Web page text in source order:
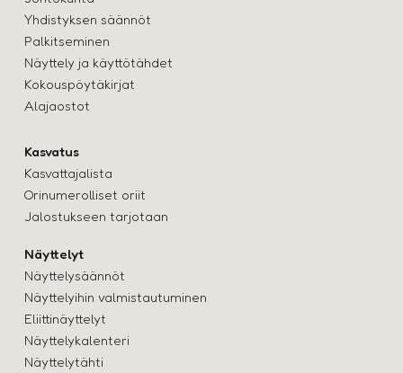
Yhdistyksen säännöt
Palkitseminen
Näyttely ja käyttötähdet
Kokouspöytäkirjat
Alajaostot
Kasvatus
Kasvattajalista
Orinumerolliset oriit
Jalostukseen tarjotaan
Näyttelyt
Näyttelysäännöt
Näyttelyihin valmistautuminen
Eliittinäyttelyt
Näyttelykalenteri
Näyttelytähti